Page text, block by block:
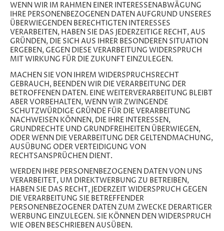
WENN WIR IM RAHMEN EINER INTERESSENABWÄGUNG
IHRE PERSONENBEZOGENEN DATEN AUFGRUND UNSERES
ÜBERWIEGENDEN BERECHTIGTEN INTERESSES
VERARBEITEN, HABEN SIE DAS JEDERZEITIGE RECHT, AUS
GRÜNDEN, DIE SICH AUS IHRER BESONDEREN SITUATION
ERGEBEN, GEGEN DIESE VERARBEITUNG WIDERSPRUCH
MIT WIRKUNG FÜR DIE ZUKUNFT EINZULEGEN.
MACHEN SIE VON IHREM WIDERSPRUCHSRECHT
GEBRAUCH, BEENDEN WIR DIE VERARBEITUNG DER
BETROFFENEN DATEN. EINE WEITERVERARBEITUNG BLEIBT
ABER VORBEHALTEN, WENN WIR ZWINGENDE
SCHUTZWÜRDIGE GRÜNDE FÜR DIE VERARBEITUNG
NACHWEISEN KÖNNEN, DIE IHRE INTERESSEN,
GRUNDRECHTE UND GRUNDFREIHEITEN ÜBERWIEGEN,
ODER WENN DIE VERARBEITUNG DER GELTENDMACHUNG,
AUSÜBUNG ODER VERTEIDIGUNG VON
RECHTSANSPRÜCHEN DIENT.
WERDEN IHRE PERSONENBEZOGENEN DATEN VON UNS
VERARBEITET, UM DIREKTWERBUNG ZU BETREIBEN,
HABEN SIE DAS RECHT, JEDERZEIT WIDERSPRUCH GEGEN
DIE VERARBEITUNG SIE BETREFFENDER
PERSONENBEZOGENER DATEN ZUM ZWECKE DERARTIGER
WERBUNG EINZULEGEN. SIE KÖNNEN DEN WIDERSPRUCH
WIE OBEN BESCHRIEBEN AUSÜBEN.